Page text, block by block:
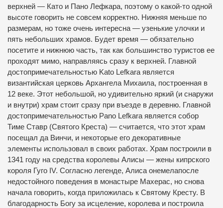
верхней — Като и Пано Лефкара, поэтому о какой-то одной
высоте говорить не совсем корректно. Нижняя меньше по
размерам, но тоже очень интересна — узенькие улочки и
пять небольших храмов. Будет время — обязательно
посетите и нижнюю часть, так как большинство туристов ее
проходят мимо, направляясь сразу к верхней. Главной
достопримечательностью Kato Lefkara является
византийская церковь Архангела Михаила, построенная в
12 веке. Этот небольшой, но удивительно яркий (и снаружи
и внутри) храм стоит сразу при въезде в деревню. Главной
достопримечательностью Pano Lefkara является собор
Тиме Ставр (Святого Креста) — считается, что этот храм
посещал да Винчи, и некоторые его декоративные
элементы использовал в своих работах. Храм построили в
1341 году на средства королевы Алисы — жены кипрского
короля Гуго IV. Согласно легенде, Алиса онемелапосле
недостойного поведения в монастыре Махерас, но снова
начала говорить, когда приложилась к Святому Кресту. В
благодарность Богу за исцеление, королева и построила